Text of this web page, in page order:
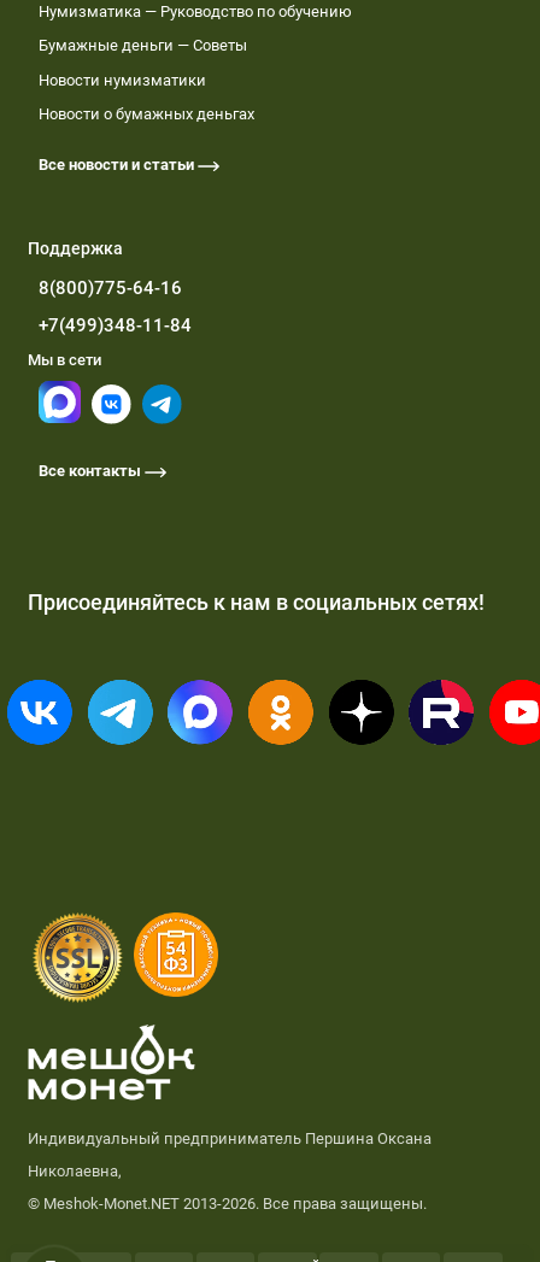
Нумизматика — Руководство по обучению
Бумажные деньги — Советы
Новости нумизматики
Новости о бумажных деньгах
Все новости и статьи
Поддержка
8(800)775-64-16
+7(499)348-11-84
Мы в сети
Все контакты
Присоединяйтесь к нам в социальных сетях!
Индивидуальный предприниматель Першина Оксана
Николаевна,
© Meshok-Monet.NET 2013-2026. Все права защищены.